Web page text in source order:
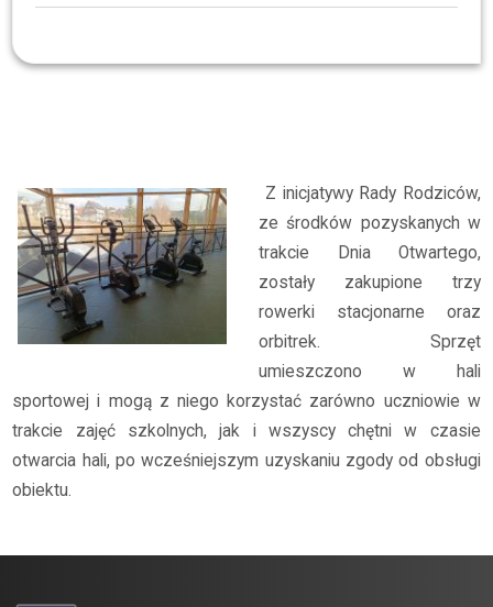
Z inicjatywy Rady Rodziców,
ze środków pozyskanych w
trakcie Dnia Otwartego,
zostały zakupione trzy
rowerki stacjonarne oraz
orbitrek. Sprzęt
umieszczono w hali
sportowej i mogą z niego korzystać zarówno uczniowie w
trakcie zajęć szkolnych, jak i wszyscy chętni w czasie
otwarcia hali, po wcześniejszym uzyskaniu zgody od obsługi
obiektu.